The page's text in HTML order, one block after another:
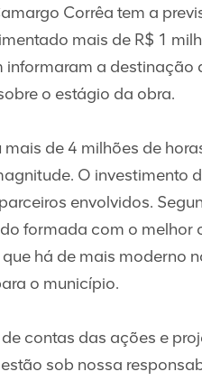
Corrêa tem a
mais de R$ 1
informaram a
o estágio da obra.
mais de 4 milhões de
O
envolvidos.
formada com o
há de mais moderno
o município.
contas das ações e
sob nossa